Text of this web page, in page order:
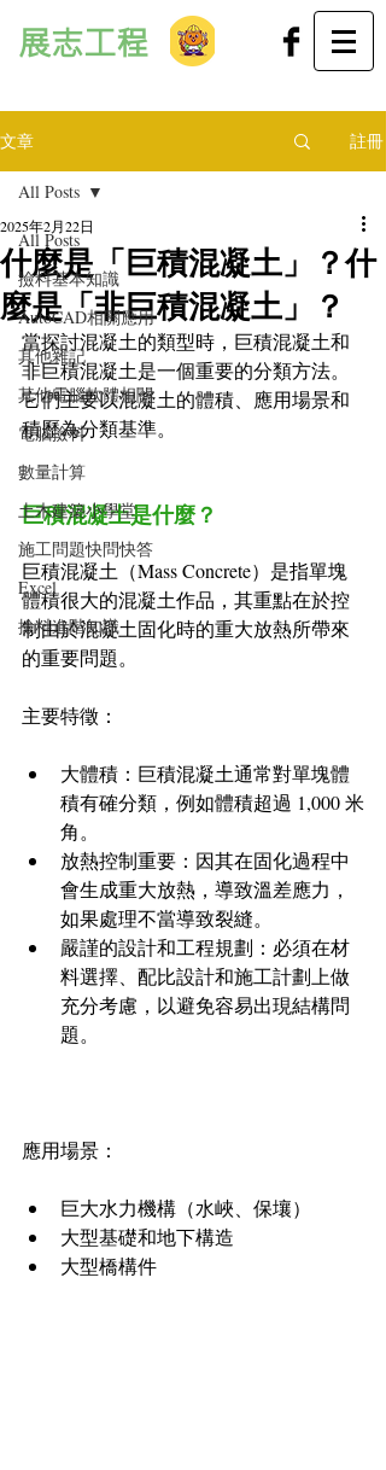
展志工程
文章 註冊
All Posts
撿料基本知識
AutoCAD相關應用
其他雜記
其他電腦軟體相關
電腦撿料
數量計算
土木建築小學堂
施工問題快問快答
Excel
撿料進階知識
All Posts
什麼是「巨積混凝土」？什
麼是「非巨積混凝土」？
2025年2月22日
當探討混凝土的類型時，巨積混凝土和
非巨積混凝土是一個重要的分類方法。
它們主要以混凝土的體積、應用場景和
積歷為分類基準。
巨積混凝土是什麼？
巨積混凝土（Mass Concrete）是指單塊
體積很大的混凝土作品，其重點在於控
制由於混凝土固化時的重大放熱所帶來
的重要問題。
主要特徵：
大體積：巨積混凝土通常對單塊體
積有確分類，例如體積超過 1,000 米
角。
放熱控制重要：因其在固化過程中
會生成重大放熱，導致溫差應力，
如果處理不當導致裂縫。
嚴謹的設計和工程規劃：必須在材
料選擇、配比設計和施工計劃上做
充分考慮，以避免容易出現結構問
題。
應用場景：
巨大水力機構（水峽、保壤）
大型基礎和地下構造
大型橋構件